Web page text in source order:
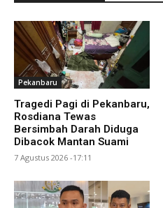
Pekanbaru
Tragedi Pagi di Pekanbaru,
Rosdiana Tewas
Bersimbah Darah Diduga
Dibacok Mantan Suami
7 Agustus 2026 -17:11